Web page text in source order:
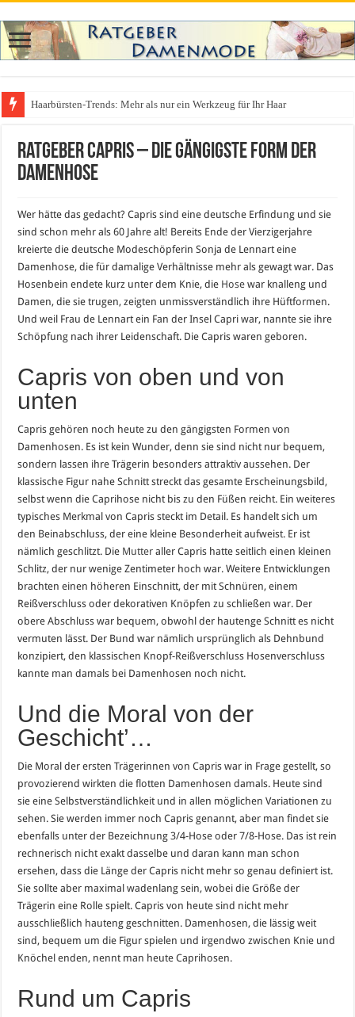
Haarbürsten-Trends: Mehr als nur ein Werkzeug für Ihr Haar
Was zieht man auf ein Festival an? Dein ultimativer Styleguide für die
Ratgeber Capris – die gängigste Form der
Damenhose
Wer hätte das gedacht? Capris sind eine deutsche Erfindung und sie
sind schon mehr als 60 Jahre alt! Bereits Ende der Vierzigerjahre
kreierte die deutsche Modeschöpferin Sonja de Lennart eine
Damenhose, die für damalige Verhältnisse mehr als gewagt war. Das
Hosenbein endete kurz unter dem Knie, die Hose war knalleng und
Damen, die sie trugen, zeigten unmissverständlich ihre Hüftformen.
Und weil Frau de Lennart ein Fan der Insel Capri war, nannte sie ihre
Schöpfung nach ihrer Leidenschaft. Die Capris waren geboren.
Capris von oben und von
unten
Capris gehören noch heute zu den gängigsten Formen von
Damenhosen. Es ist kein Wunder, denn sie sind nicht nur bequem,
sondern lassen ihre Trägerin besonders attraktiv aussehen. Der
klassische Figur nahe Schnitt streckt das gesamte Erscheinungsbild,
selbst wenn die Caprihose nicht bis zu den Füßen reicht. Ein weiteres
typisches Merkmal von Capris steckt im Detail. Es handelt sich um
den Beinabschluss, der eine kleine Besonderheit aufweist. Er ist
nämlich geschlitzt. Die Mutter aller Capris hatte seitlich einen kleinen
Schlitz, der nur wenige Zentimeter hoch war. Weitere Entwicklungen
brachten einen höheren Einschnitt, der mit Schnüren, einem
Reißverschluss oder dekorativen Knöpfen zu schließen war. Der
obere Abschluss war bequem, obwohl der hautenge Schnitt es nicht
vermuten lässt. Der Bund war nämlich ursprünglich als Dehnbund
konzipiert, den klassischen Knopf-Reißverschluss Hosenverschluss
kannte man damals bei Damenhosen noch nicht.
Und die Moral von der
Geschicht’…
Die Moral der ersten Trägerinnen von Capris war in Frage gestellt, so
provozierend wirkten die flotten Damenhosen damals. Heute sind
sie eine Selbstverständlichkeit und in allen möglichen Variationen zu
sehen. Sie werden immer noch Capris genannt, aber man findet sie
ebenfalls unter der Bezeichnung 3/4-Hose oder 7/8-Hose. Das ist rein
rechnerisch nicht exakt dasselbe und daran kann man schon
ersehen, dass die Länge der Capris nicht mehr so genau definiert ist.
Sie sollte aber maximal wadenlang sein, wobei die Größe der
Trägerin eine Rolle spielt. Capris von heute sind nicht mehr
ausschließlich hauteng geschnitten. Damenhosen, die lässig weit
sind, bequem um die Figur spielen und irgendwo zwischen Knie und
Knöchel enden, nennt man heute Caprihosen.
Rund um Capris